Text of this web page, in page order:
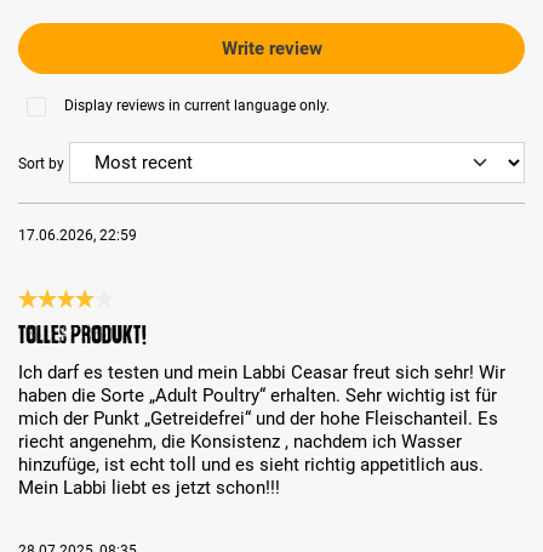
Write review
Display reviews in current language only.
Sort by
17.06.2026, 22:59
Review with rating of 4 out of 5 stars
Tolles Produkt!
Ich darf es testen und mein Labbi Ceasar freut sich sehr! Wir
haben die Sorte „Adult Poultry“ erhalten. Sehr wichtig ist für
mich der Punkt „Getreidefrei“ und der hohe Fleischanteil. Es
riecht angenehm, die Konsistenz , nachdem ich Wasser
hinzufüge, ist echt toll und es sieht richtig appetitlich aus.
Mein Labbi liebt es jetzt schon!!!